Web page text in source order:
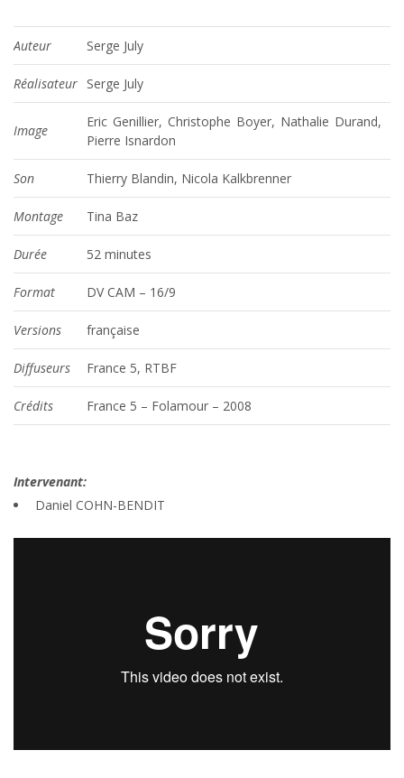
Auteur Serge July
Réalisateur Serge July
Image
Eric Genillier, Christophe Boyer, Nathalie Durand,
Pierre Isnardon
Son Thierry Blandin, Nicola Kalkbrenner
Montage Tina Baz
Durée 52 minutes
Format DV CAM – 16/9
Versions française
Diffuseurs France 5, RTBF
Crédits France 5 – Folamour – 2008
Intervenant:
Daniel COHN-BENDIT